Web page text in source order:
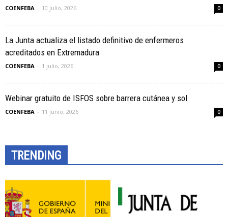
COENFEBA - 10 julio, 2026 0
La Junta actualiza el listado definitivo de enfermeros
acreditados en Extremadura
COENFEBA - 1 julio, 2026 0
Webinar gratuito de ISFOS sobre barrera cutánea y sol
COENFEBA - 11 junio, 2026 0
TRENDING